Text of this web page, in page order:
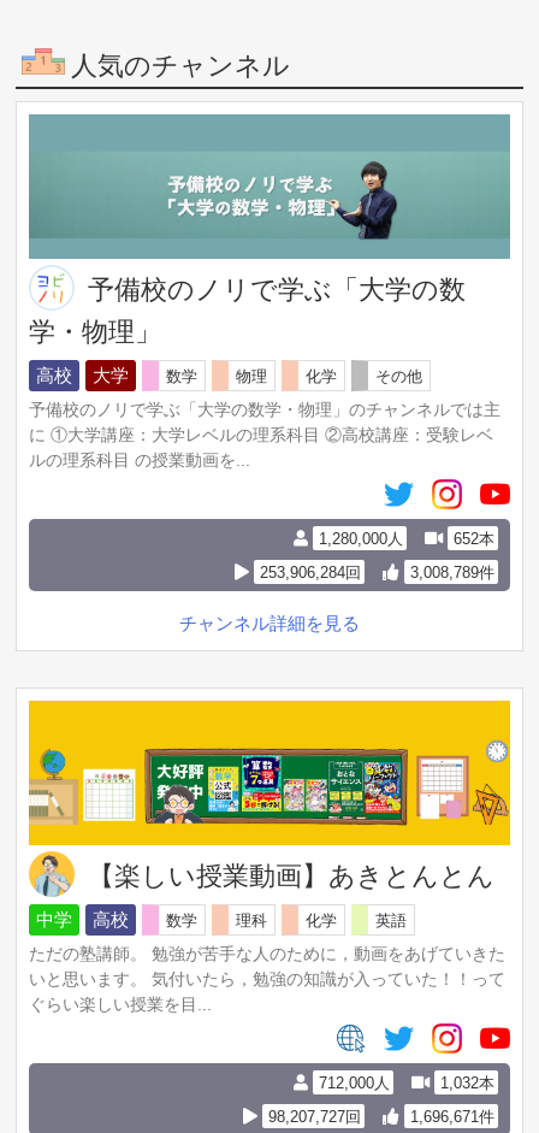
人気のチャンネル
予備校のノリで学ぶ「大学の数
学・物理」
高校 大学 数学 物理 化学
その他
予備校のノリで学ぶ「大学の数学・物理」のチャンネルでは主
に ①大学講座：大学レベルの理系科目 ②高校講座：受験レベ
ルの理系科目 の授業動画を...
1,280,000人
652本
253,906,284回
3,008,789件
チャンネル詳細を見る
【楽しい授業動画】あきとんとん
中学 高校 数学 理科 化学
英語
ただの塾講師。 勉強が苦手な人のために，動画をあげていきた
いと思います。 気付いたら，勉強の知識が入っていた！！って
ぐらい楽しい授業を目...
712,000人
1,032本
98,207,727回
1,696,671件